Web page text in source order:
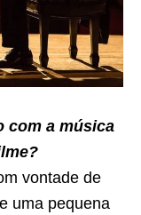
com a música
vontade de
uma pequena